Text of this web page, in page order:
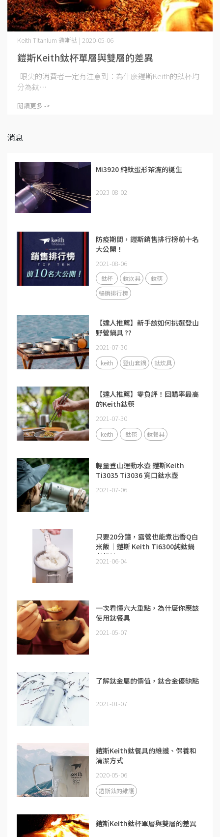
鎧斯Keith鈦杯單層與雙層的差異
Keith Titanium 鎧斯鈦 | 2020-05-06
眼尖的消費者一定有注意到：為什麼鎧斯Keith的鈦杯均
分為鈦⋯
閱讀更多 ->
消息
Mi3920 純鈦蛋形茶濾的誕生
2023-08-02
防疫期間，鎧斯銷售排行榜前十名
大公開！
2021-08-06
鈦杯 鈦炊具
鈦筷
暢銷排行榜
【達人推薦】新手該如何挑選登山
野營鍋具 ??
2021-07-30
keith 登山套鍋 鈦炊具
【達人推薦】零負評！回購率最高
的Keith鈦筷
2021-07-30
keith 鈦筷 鈦餐具
輕量登山運動水壺 鎧斯Keith
Ti3035 Ti3036 寬口鈦水壺
2021-07-06
只要20分鐘，露營也能煮出香Q白
米飯｜鎧斯 Keith Ti6300純鈦鍋
煮飯神器
2021-06-04
一次看懂六大重點，為什麼你應該
使用鈦餐具
2021-05-07
了解鈦金屬的價值，鈦合金優缺點
2021-01-07
鎧斯Keith鈦餐具的維護、保養和
清潔方式
2020-05-06
鎧斯鈦的維護
鎧斯Keith鈦杯單層與雙層的差異